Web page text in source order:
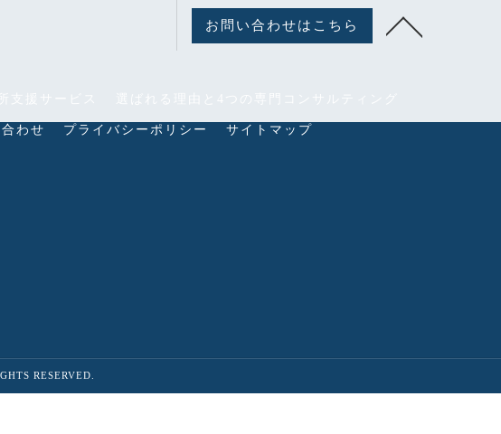
お問い合わせはこちら
支援サービス 選ばれる理由と4つの専門コンサルティング
わせ プライバシーポリシー サイトマップ
RESERVED.